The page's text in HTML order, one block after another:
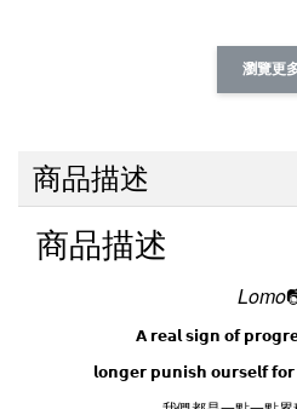
加購優惠｜設計師系列 滴膠支架
瀏覽更
商品描述
商品描述
Lomo
𝗔 𝗿𝗲𝗮𝗹 𝘀𝗶𝗴𝗻 𝗼𝗳
𝗹𝗼𝗻𝗴𝗲𝗿 𝗽𝘂𝗻𝗶𝘀𝗵 𝗼𝘂𝗿𝘀𝗲𝗹𝗳